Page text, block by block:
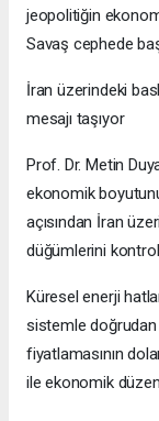
jeopolitiğin
Savaş cephede
İran üzerindeki
mesajı taşıyor
Prof. Dr. Metin
ekonomik
açısından İran
düğümlerini kontrol
Küresel enerji
sistemle doğrudan
fiyatlamasının
ile ekonomik